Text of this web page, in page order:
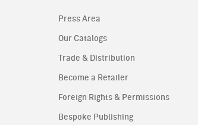
Press Area
Our Catalogs
Trade & Distribution
Become a Retailer
Foreign Rights & Permissions
Bespoke Publishing